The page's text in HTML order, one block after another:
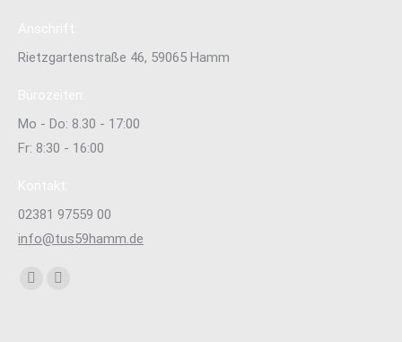
Rietzgartenstraße 46, 59065 Hamm
Mo - Do: 8.30 - 17:00
Fr: 8:30 - 16:00
02381 97559 00
info@tus59hamm.de
Finden Sie uns auf: